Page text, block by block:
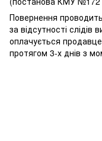
Повернення
за відсутності
оплачується
протягом 3-х днів з